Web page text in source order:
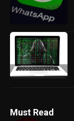
Must Read